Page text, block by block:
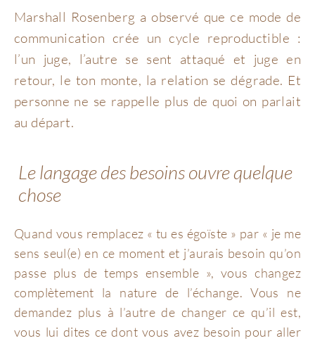
Marshall Rosenberg a observé que ce mode de
communication crée un cycle reproductible :
l’un juge, l’autre se sent attaqué et juge en
retour, le ton monte, la relation se dégrade. Et
personne ne se rappelle plus de quoi on parlait
au départ.
Le langage des besoins ouvre quelque
chose
Quand vous remplacez « tu es égoïste » par « je me
sens seul(e) en ce moment et j’aurais besoin qu’on
passe plus de temps ensemble », vous changez
complètement la nature de l’échange. Vous ne
demandez plus à l’autre de changer ce qu’il est,
vous lui dites ce dont vous avez besoin pour aller